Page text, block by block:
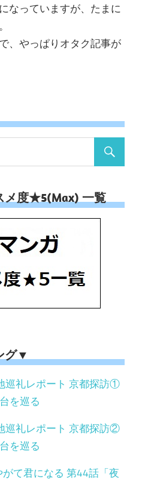
なっていますが、たまに
、やっぱりオタク記事が
メ度★5(Max) 一覧
グ▼
巡礼レポート 京都探訪①
を巡る
巡礼レポート 京都探訪②
を巡る
がて君になる 第44話「夜